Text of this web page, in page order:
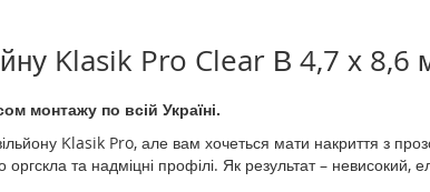
Klasik Pro Clear В 4,7 х 8,6
монтажу по всій Україні.
Klasik Pro, але вам хочеться мати накриття з
оргскла та надміцні профілі. Як результат –